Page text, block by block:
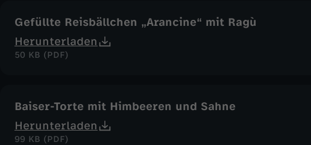
Gefüllte Reisbällchen „Arancine“ mit Ragù
Herunterladen
50 KB (PDF)
Baiser-Torte mit Himbeeren und Sahne
Herunterladen
99 KB (PDF)